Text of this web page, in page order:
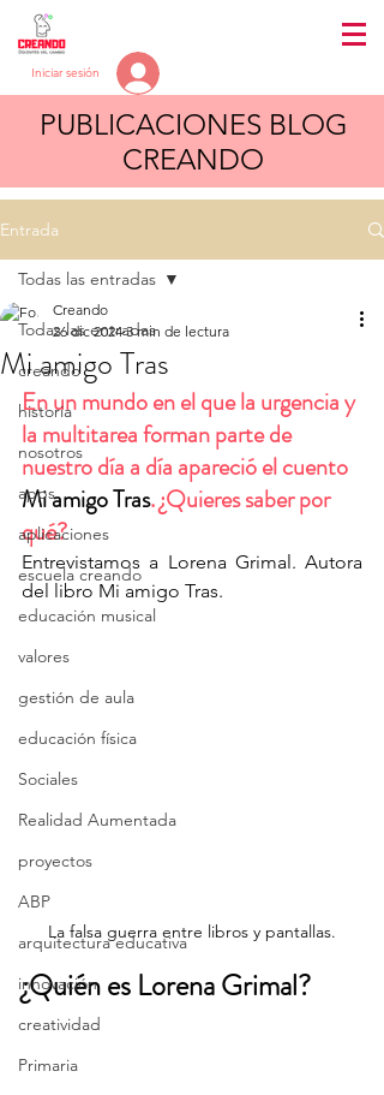
Iniciar sesión
PUBLICACIONES BLOG
CREANDO
Entrada
Todas las entradas
creando
historia
nosotros
apps
aplicaciones
escuela creando
educación musical
valores
gestión de aula
educación física
Sociales
Realidad Aumentada
proyectos
ABP
arquitectura educativa
innovación
creatividad
Primaria
Todas las entradas
Mi amigo Tras
Creando
26 dic 2024 3 min de lectura
En un mundo en el que la urgencia y
la multitarea forman parte de
nuestro día a día apareció el cuento
Mi amigo Tras. ¿Quieres saber por
qué?
Entrevistamos a Lorena Grimal. Autora
del libro Mi amigo Tras.
La falsa guerra entre libros y pantallas.
¿Quién es Lorena Grimal?